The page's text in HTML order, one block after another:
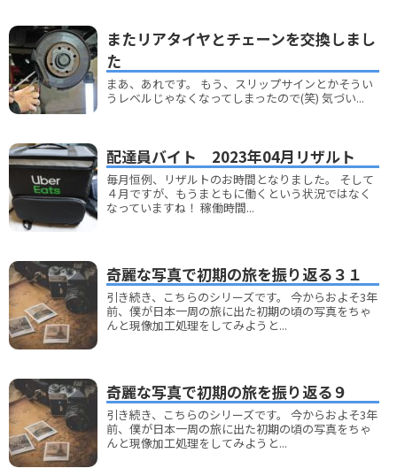
またリアタイヤとチェーンを交換しまし
た
まあ、あれです。 もう、スリップサインとかそうい
うレベルじゃなくなってしまったので(笑) 気づい...
配達員バイト 2023年04月リザルト
毎月恒例、リザルトのお時間となりました。 そして
４月ですが、もうまともに働くという状況ではなく
なっていますね！ 稼働時間...
奇麗な写真で初期の旅を振り返る３１
引き続き、こちらのシリーズです。 今からおよそ3年
前、僕が日本一周の旅に出た初期の頃の写真をちゃ
んと現像加工処理をしてみようと...
奇麗な写真で初期の旅を振り返る９
引き続き、こちらのシリーズです。 今からおよそ3年
前、僕が日本一周の旅に出た初期の頃の写真をちゃ
んと現像加工処理をしてみようと...